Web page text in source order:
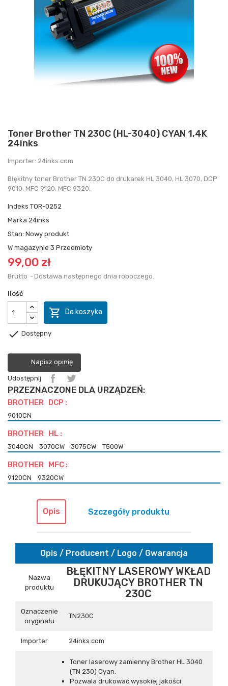
Toner Brother TN 230C (HL-3040) CYAN 1,4K
24inks
Importer: 24inks.com
Błękitny toner Brother TN 230C do drukarek HL 3040, HL 3070, DCP
9010, MFC 9120, MFC 9320.
Indeks TOR-0252
Marka 24inks
Stan: Nowy produkt
W magazynie 3 Przedmioty
99,00 zł
Brutto Dostawa następnego dnia roboczego.
Ilość
 Do koszyka
 Dostępny
Napisz opinię
Udostępnij
PRZEZNACZONE DLA URZĄDZEŃ:
BROTHER DCP :
9010CN
BROTHER HL :
3040CN 3070CW 3075CW T500W
BROTHER MFC :
9120CN 9320CW
Opis Szczegóły produktu
Opis / Producent / Logo / Gwarancja
Nazwa
produktu
BŁĘKITNY LASEROWY WKŁAD
DRUKUJĄCY BROTHER TN
230C
Oznaczenie
oryginału
TN230C
Importer 24inks.com
Toner laserowy zamienny Brother HL 3040
(TN 230) Cyan.
Pozwala drukować wysokiej jakości